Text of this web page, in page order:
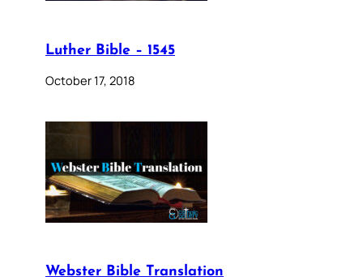
Luther Bible – 1545
October 17, 2018
Webster Bible Translation